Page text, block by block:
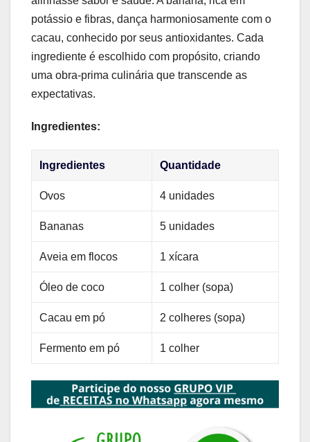
potássio e fibras, dança harmoniosamente com o
cacau, conhecido por seus antioxidantes. Cada
ingrediente é escolhido com propósito, criando
uma obra-prima culinária que transcende as
expectativas.
Ingredientes:
Ingredientes Quantidade
Ovos 4 unidades
Bananas 5 unidades
Aveia em flocos 1 xícara
Óleo de coco 1 colher (sopa)
Cacau em pó 2 colheres (sopa)
Fermento em pó 1 colher